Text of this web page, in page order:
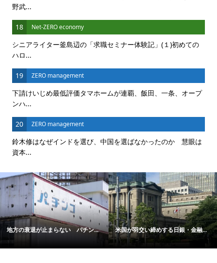
野武...
18 Net-ZERO economy
シニアライター釜島辺の「求職セミナー体験記」(１)初めての
ハロ...
19 ZERO management
下請けいじめ最低評価タマホームが連覇、飯田、一条、オープ
ンハ...
20 ZERO management
鈴木修はなぜインドを選び、中国を選ばなかったのか 慧眼は
資本...
地方の衰退が止まらない パチン... 米国が羽交い締めする日銀・金融...